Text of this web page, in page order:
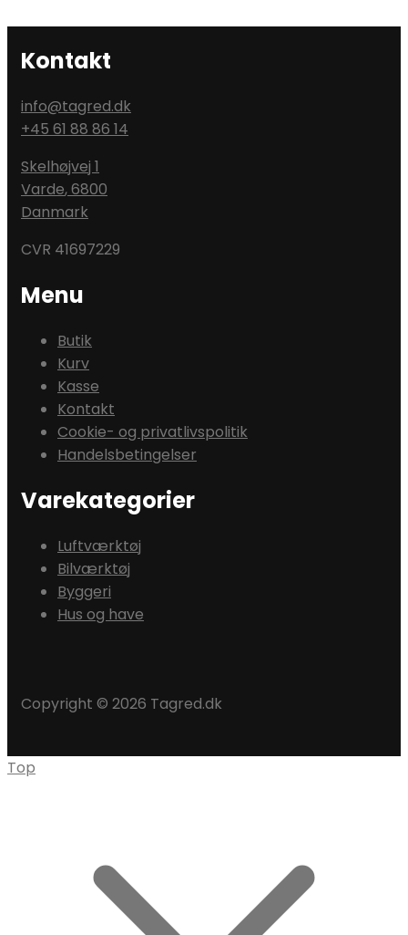
Kontakt
info@tagred.dk
+45 61 88 86 14
Skelhøjvej 1
Varde,6800
Danmark
CVR 41697229
Menu
Butik
Kurv
Kasse
Kontakt
Cookie- og privatlivspolitik
Handelsbetingelser
Varekategorier
Luftværktøj
Bilværktøj
Byggeri
Hus og have
Copyright © 2026 Tagred.dk
Top